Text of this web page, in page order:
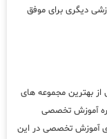
دیگری برای موفق
بهترین مجموعه های
آموزش تخصصی
آموزش تخصصی در این